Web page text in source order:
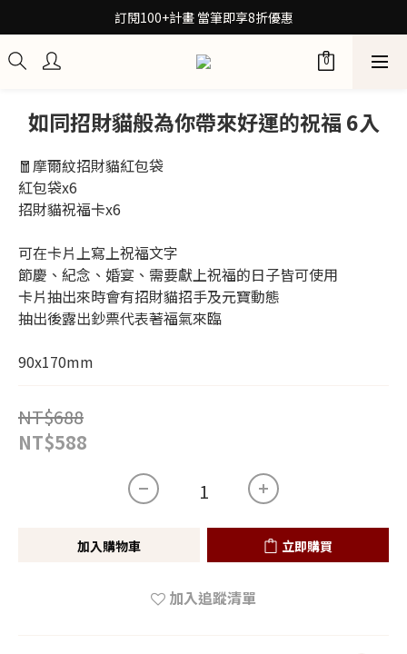
30秒檢測膚質！再拿保養配方箋7折券
訂閱100+計畫 當筆即享8折優惠
30秒檢測膚質！再拿保養配方箋7折券
如同招財貓般為你帶來好運的祝福 6入
🧧摩爾紋招財貓紅包袋
紅包袋x6
招財貓祝福卡x6
可在卡片上寫上祝福文字
節慶、紀念、婚宴、需要獻上祝福的日子皆可使用
卡片抽出來時會有招財貓招手及元寶動態
抽出後露出鈔票代表著福氣來臨
90x170mm
NT$688
NT$588
加入購物車 立即購買
加入追蹤清單